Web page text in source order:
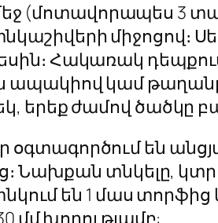
(մոտավորապես 3
միջոցով։
Հակառակ
ապակիով կամ
երեք ժամով ծածկը
են
Նախքան տնկելը,
տնկում են 1 մաս